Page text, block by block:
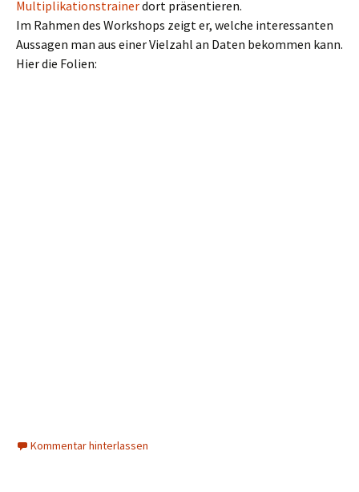
Multiplikationstrainerdort präsentieren.
Im Rahmen des Workshops zeigt er, welche interessanten
Aussagen man aus einer Vielzahl an Daten bekommen kann.
Hier die Folien:
Kommentar hinterlassen